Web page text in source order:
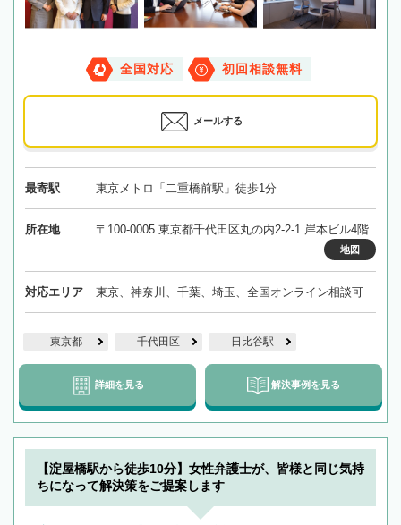
全国対応 初回相談無料
メールする
最寄駅 東京メトロ「二重橋前駅」徒歩1分
所在地 〒100-0005 東京都千代田区丸の内2-2-1 岸本ビル4階
地図
対応エリア 東京、神奈川、千葉、埼玉、全国オンライン相談可
東京都 千代田区 日比谷駅
詳細を見る 解決事例を見る
【淀屋橋駅から徒歩10分】女性弁護士が、皆様と同じ気持
ちになって解決策をご提案します